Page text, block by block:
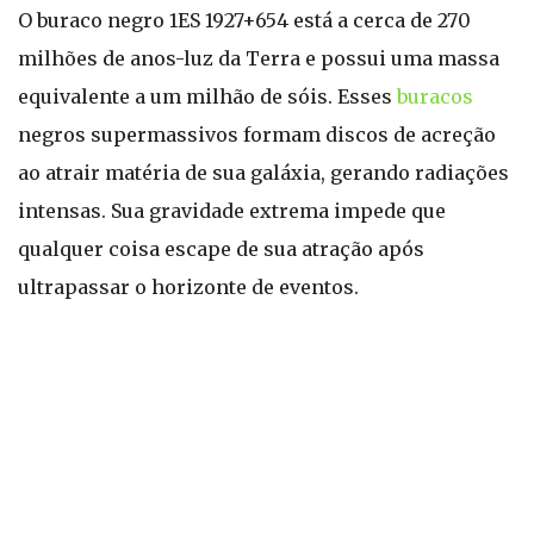
O buraco negro 1ES 1927+654 está a cerca de 270
milhões de anos-luz da Terra e possui uma massa
equivalente a um milhão de sóis. Essesburacos
negros supermassivos formam discos de acreção
ao atrair matéria de sua galáxia, gerando radiações
intensas. Sua gravidade extrema impede que
qualquer coisa escape de sua atração após
ultrapassar o horizonte de eventos.